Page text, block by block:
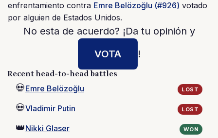
enfrentamiento contra Emre Belözoğlu (#926) votado
por alguien de Estados Unidos.
No esta de acuerdo? ¡Da tu opinión y
VOTA
!
Recent head-to-head battles
💀Emre Belözoğlu LOST
💀Vladimir Putin LOST
👑Nikki Glaser WON